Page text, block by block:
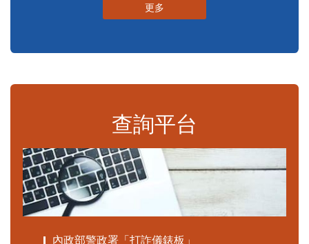
更多
查詢平台
內政部警政署「打詐儀錶板」